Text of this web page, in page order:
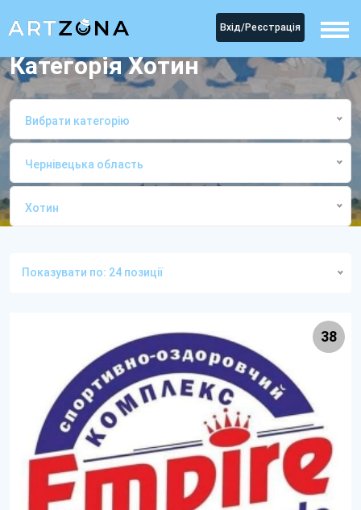
Вхід/Реєстрація
Категорія Хотин
Вибрати категорію
Чернівецька область
Хотин
Показувати по: 24 позиції
38